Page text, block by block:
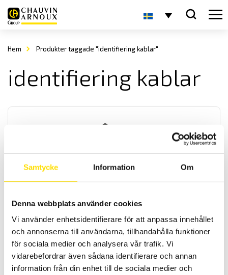
Samtycke Information Om
Denna webbplats använder cookies
Vi använder enhetsidentifierare för att anpassa innehållet
och annonserna till användarna, tillhandahålla funktioner
för sociala medier och analysera vår trafik. Vi
vidarebefordrar även sådana identifierare och annan
information från din enhet till de sociala medier och
Hem Produkter taggade "identifiering kablar"
identifiering kablar
CA6683 Kabelsökare
inställbar känslighet samt även klarar av när kabeln ligger lite
djupare. För snabb och exakt sökning i krävande industrimiljöer av
elkablar eller metallrör vare sig de är spänningssatta eller inte.
Passar utmärkt för att leta avgränsningskablar för automatiska
gräsklippare samt att hitta avbrott i värmegolvslingor.
5,190.00kr LÄS MER